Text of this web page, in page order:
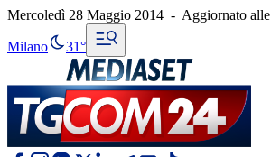
Mercoledì 28 Maggio 2014 - Aggiornato alle
Milano 31°